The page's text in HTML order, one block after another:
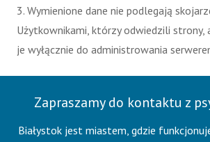
3. Wymienione dane nie podlegają
Użytkownikami, którzy odwiedzili strony,
je wyłącznie do administrowania
Zapraszamy do kontaktu z
Białystok jest miastem, gdzie